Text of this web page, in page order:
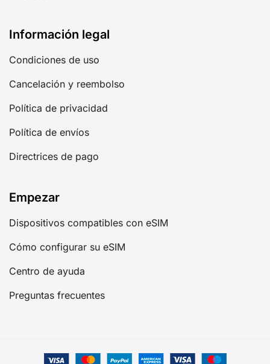
Información legal
Condiciones de uso
Cancelación y reembolso
Política de privacidad
Política de envíos
Directrices de pago
Empezar
Dispositivos compatibles con eSIM
Cómo configurar su eSIM
Centro de ayuda
Preguntas frecuentes